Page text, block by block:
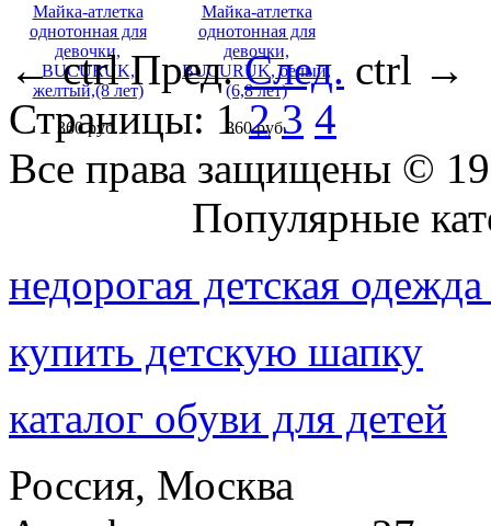
Майка-атлетка
однотонная для
девочки,
BUCURUK,
желтый,(8 лет)
360 руб.
Майка-атлетка
однотонная для
девочки,
BUCURUK, белый,
(6,8 лет)
360 руб.
←ctrl Пред. След. ctrl →
Страницы: 1 2 3 4
Все права защищены ©
Популярные
недорогая детская
купить детскую шапку
каталог обуви для детей
Россия, Москва